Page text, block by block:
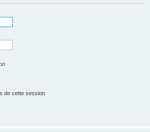
de cette session